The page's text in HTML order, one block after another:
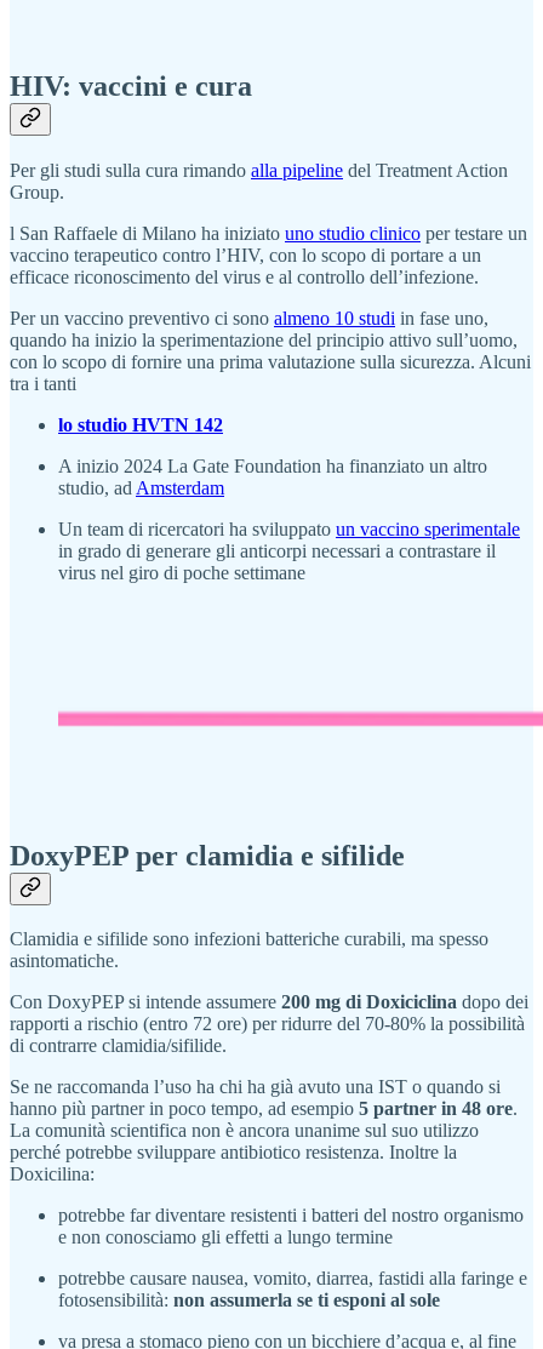
HIV: vaccini e cura
Per gli studi sulla cura rimando alla pipeline del Treatment Action
Group.
l San Raffaele di Milano ha iniziato uno studio clinico per testare un
vaccino terapeutico contro l’HIV, con lo scopo di portare a un
efficace riconoscimento del virus e al controllo dell’infezione.
Per un vaccino preventivo ci sono almeno 10 studi in fase uno,
quando ha inizio la sperimentazione del principio attivo sull’uomo,
con lo scopo di fornire una prima valutazione sulla sicurezza. Alcuni
tra i tanti
lo studio HVTN 142
A inizio 2024 La Gate Foundation ha finanziato un altro
studio, ad Amsterdam
Un team di ricercatori ha sviluppato un vaccino sperimentale
in grado di generare gli anticorpi necessari a contrastare il
virus nel giro di poche settimane
DoxyPEP per clamidia e sifilide
Clamidia e sifilide sono infezioni batteriche curabili, ma spesso
asintomatiche.
Con DoxyPEP si intende assumere 200 mg di Doxiciclina dopo dei
rapporti a rischio (entro 72 ore) per ridurre del 70-80% la possibilità
di contrarre clamidia/sifilide.
Se ne raccomanda l’uso ha chi ha già avuto una IST o quando si
hanno più partner in poco tempo, ad esempio 5 partner in 48 ore.
La comunità scientifica non è ancora unanime sul suo utilizzo
perché potrebbe sviluppare antibiotico resistenza. Inoltre la
Doxicilina:
potrebbe far diventare resistenti i batteri del nostro organismo
e non conosciamo gli effetti a lungo termine
potrebbe causare nausea, vomito, diarrea, fastidi alla faringe e
fotosensibilità: non assumerla se ti esponi al sole
va presa a stomaco pieno con un bicchiere d’acqua e, al fine